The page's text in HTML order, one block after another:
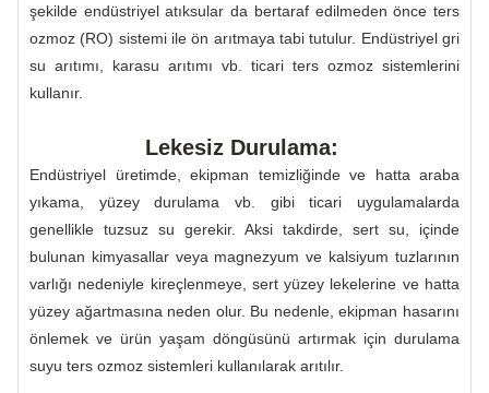
şekilde endüstriyel atıksular da bertaraf edilmeden önce ters
ozmoz (RO) sistemi ile ön arıtmaya tabi tutulur. Endüstriyel gri
su arıtımı, karasu arıtımı vb. ticari ters ozmoz sistemlerini
kullanır.
Lekesiz Durulama:
Endüstriyel üretimde, ekipman temizliğinde ve hatta araba
yıkama, yüzey durulama vb. gibi ticari uygulamalarda
genellikle tuzsuz su gerekir. Aksi takdirde, sert su, içinde
bulunan kimyasallar veya magnezyum ve kalsiyum tuzlarının
varlığı nedeniyle kireçlenmeye, sert yüzey lekelerine ve hatta
yüzey ağartmasına neden olur. Bu nedenle, ekipman hasarını
önlemek ve ürün yaşam döngüsünü artırmak için durulama
suyu ters ozmoz sistemleri kullanılarak arıtılır.